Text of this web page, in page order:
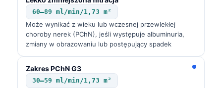
60–89 ml/min/1,73 m²
Może wynikać z wieku lub wczesnej przewlekłej
choroby nerek (PChN), jeśli występuje albuminuria,
zmiany w obrazowaniu lub postępujący spadek
Zakres PChN G3
30–59 ml/min/1,73 m²